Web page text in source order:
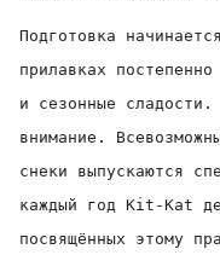
Подготовка
прилавках
и сезонные сладости.
внимание.
снеки выпускаются
каждый год Kit-Kat
посвящённых этому